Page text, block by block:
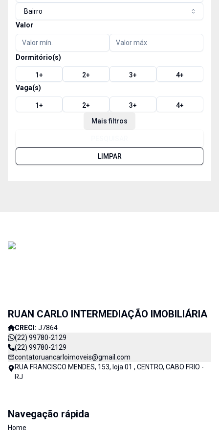
Bairro
Valor
Dormitório(s)
1+ 2+ 3+ 4+
Vaga(s)
1+ 2+ 3+ 4+
Mais filtros
LIMPAR
RUAN CARLO INTERMEDIAÇÃO IMOBILIÁRIA
CRECI: J7864
(22) 99780-2129
(22) 99780-2129
contatoruancarloimoveis@gmail.com
RUA FRANCISCO MENDES, 153, loja 01 , CENTRO, CABO FRIO -
RJ
Navegação rápida
Home